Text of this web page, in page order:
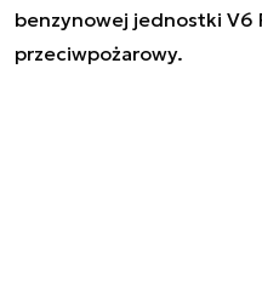
benzynowej jednostki V6
przeciwpożarowy.